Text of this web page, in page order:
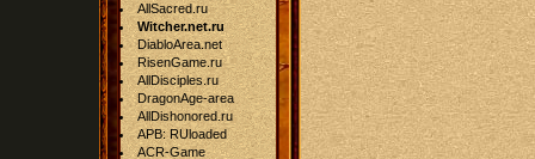
AllSacred.ru
Witcher.net.ru
DiabloArea.net
RisenGame.ru
AllDisciples.ru
DragonAge-area
AllDishonored.ru
APB: RUloaded
ACR-Game